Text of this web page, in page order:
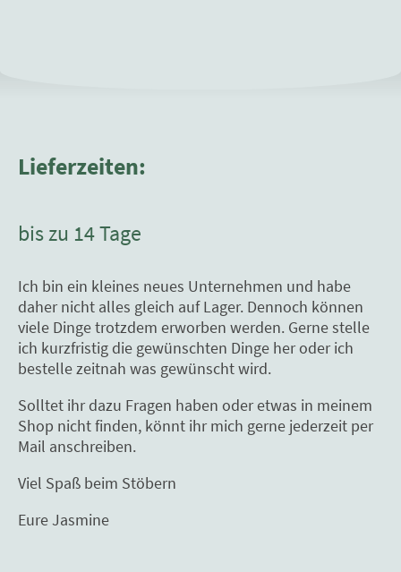
Lieferzeiten:
bis zu 14 Tage
Ich bin ein kleines neues Unternehmen und habe
daher nicht alles gleich auf Lager. Dennoch können
viele Dinge trotzdem erworben werden. Gerne stelle
ich kurzfristig die gewünschten Dinge her oder ich
bestelle zeitnah was gewünscht wird.
Solltet ihr dazu Fragen haben oder etwas in meinem
Shop nicht finden, könnt ihr mich gerne jederzeit per
Mail anschreiben.
Viel Spaß beim Stöbern
Eure Jasmine